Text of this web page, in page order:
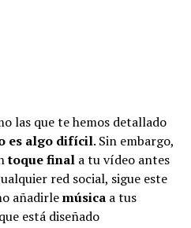
las que te hemos detallado
es algo difícil. Sin embargo,
toque finala tu vídeo antes
red social, sigue este
añadirlemúsicaa tus
está diseñado